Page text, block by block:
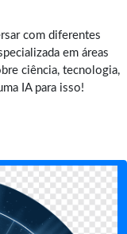
com diferentes
em áreas
ciência, tecnologia,
IA para isso!